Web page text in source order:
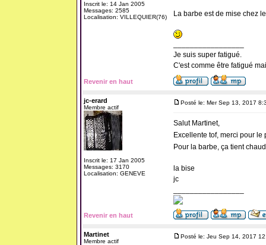
Inscrit le: 14 Jan 2005
Messages: 2585
Localisation: VILLEQUIER(76)
La barbe est de mise chez
Je suis super fatigué.
C'est comme être fatigué
Revenir en haut
jc-erard
Membre actif
Inscrit le: 17 Jan 2005
Messages: 3170
Localisation: GENEVE
Posté le: Mer Sep 13, 2017
Salut Martinet,
Excellente tof, merci pour
Pour la barbe, ça tient
la bise
jc
Revenir en haut
Martinet
Membre actif
Posté le: Jeu Sep 14, 2017